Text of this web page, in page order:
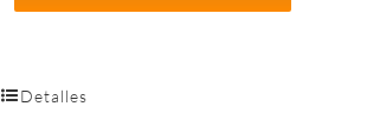
Detalles